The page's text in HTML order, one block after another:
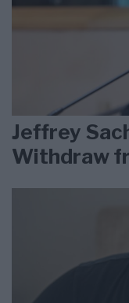
Jeffrey
Withdraw